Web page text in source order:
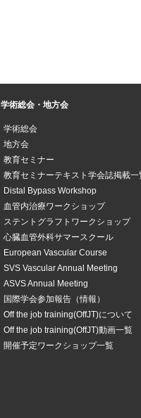
学術総会・地方会
学術総会
地方会
教育セミナー
教育セミナーテキスト学会誌掲載一
Distal Bypass Workshop
血管内治療ワークショップ
ステントグラフトワークショップ
心臓血管外科サマースクール
European Vascular Course
SVS Vascular Annual Meeting
ASVS Annual Meeting
国際学会参加報告（情報）
Off the job training(OffJT)について
Off the job training(OffJT)動画一覧
開催予定ワークショップ一覧